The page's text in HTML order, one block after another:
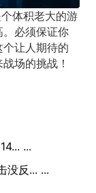
体积老大的游
必须保证你
让人期待的
场的挑战！
...
没反... ...